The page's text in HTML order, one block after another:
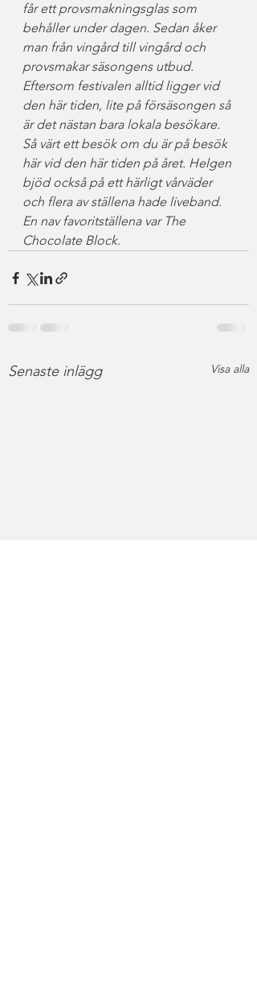
får ett provsmakningsglas som
behåller under dagen. Sedan åker
man från vingård till vingård och
provsmakar säsongens utbud.
Eftersom festivalen alltid ligger vid
den här tiden, lite på försäsongen så
är det nästan bara lokala besökare.
Så värt ett besök om du är på besök
här vid den här tiden på året. Helgen
bjöd också på ett härligt vårväder
och flera av ställena hade liveband.
En nav favoritställena var The
Chocolate Block.
Senaste inlägg Visa alla